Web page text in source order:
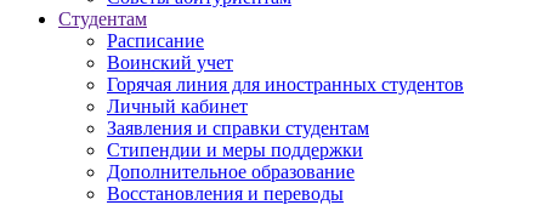
Студентам
Расписание
Воинский учет
Горячая линия для иностранных студентов
Личный кабинет
Заявления и справки студентам
Стипендии и меры поддержки
Дополнительное образование
Восстановления и переводы